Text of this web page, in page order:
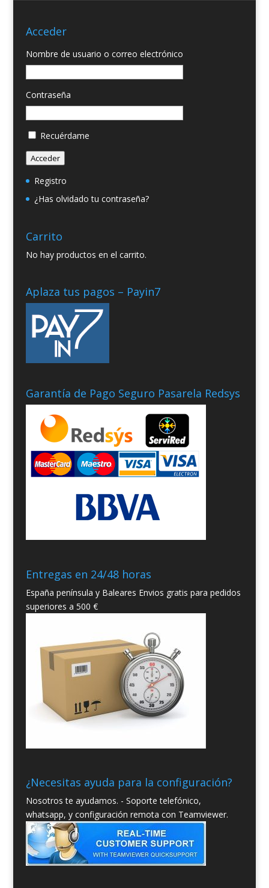
Acceder
Nombre de usuario o correo electrónico
Contraseña
Recuérdame
Acceder
Registro
¿Has olvidado tu contraseña?
Carrito
No hay productos en el carrito.
Aplaza tus pagos – Payin7
Garantía de Pago Seguro Pasarela Redsys
Entregas en 24/48 horas
España península y Baleares Envios gratis para pedidos
superiores a 500 €
¿Necesitas ayuda para la configuración?
Nosotros te ayudamos. - Soporte telefónico,
whatsapp, y configuración remota con Teamviewer.